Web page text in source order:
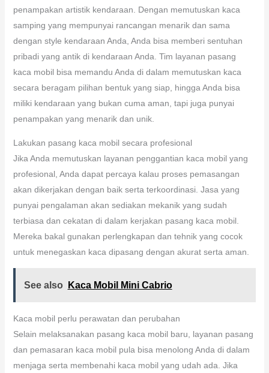
penampakan artistik kendaraan. Dengan memutuskan kaca
samping yang mempunyai rancangan menarik dan sama
dengan style kendaraan Anda, Anda bisa memberi sentuhan
pribadi yang antik di kendaraan Anda. Tim layanan pasang
kaca mobil bisa memandu Anda di dalam memutuskan kaca
secara beragam pilihan bentuk yang siap, hingga Anda bisa
miliki kendaraan yang bukan cuma aman, tapi juga punyai
penampakan yang menarik dan unik.
Lakukan pasang kaca mobil secara profesional
Jika Anda memutuskan layanan penggantian kaca mobil yang
profesional, Anda dapat percaya kalau proses pemasangan
akan dikerjakan dengan baik serta terkoordinasi. Jasa yang
punyai pengalaman akan sediakan mekanik yang sudah
terbiasa dan cekatan di dalam kerjakan pasang kaca mobil.
Mereka bakal gunakan perlengkapan dan tehnik yang cocok
untuk menegaskan kaca dipasang dengan akurat serta aman.
See also Kaca Mobil Mini Cabrio
Kaca mobil perlu perawatan dan perubahan
Selain melaksanakan pasang kaca mobil baru, layanan pasang
dan pemasaran kaca mobil pula bisa menolong Anda di dalam
menjaga serta membenahi kaca mobil yang udah ada. Jika